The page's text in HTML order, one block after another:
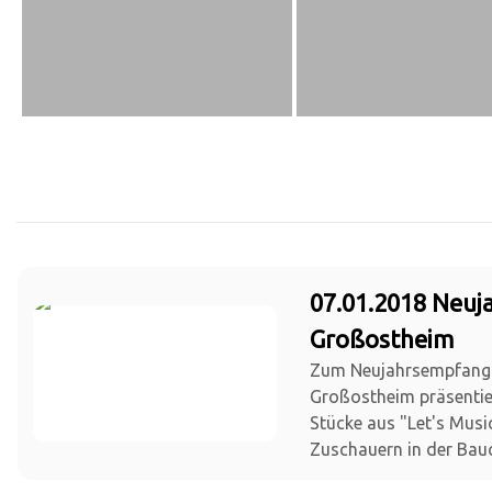
07.01.2018
Großostheim
Zum
Großostheim
Stücke aus "Let's
Zuschauern in der